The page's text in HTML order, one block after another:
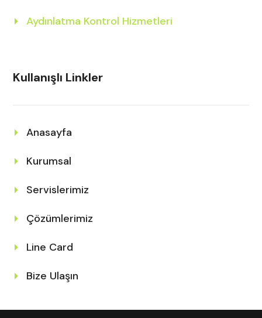
Aydınlatma Kontrol Hizmetleri
Kullanışlı Linkler
Anasayfa
Kurumsal
Servislerimiz
Çözümlerimiz
Line Card
Bize Ulaşın